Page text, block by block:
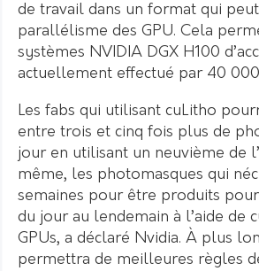
de travail dans un format qui
parallélisme des GPU. Cela
systèmes NVIDIA DGX H100
actuellement effectué par 40 000
Les fabs qui utilisant cuLitho
entre trois et cinq fois plus de
jour en utilisant un neuvième de
même, les photomasques qui
semaines pour être produits
du jour au lendemain à l’aide de
GPUs, a déclaré Nvidia. À plus
permettra de meilleures règles